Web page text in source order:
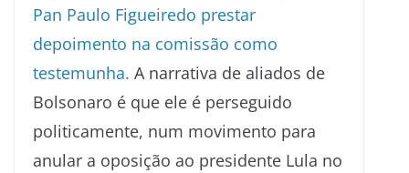
Pan Paulo Figueiredo prestar
depoimento na comissão como
testemunha. A narrativa de aliados de
Bolsonaro é que ele é perseguido
politicamente, num movimento para
anular a oposição ao presidente Lula no